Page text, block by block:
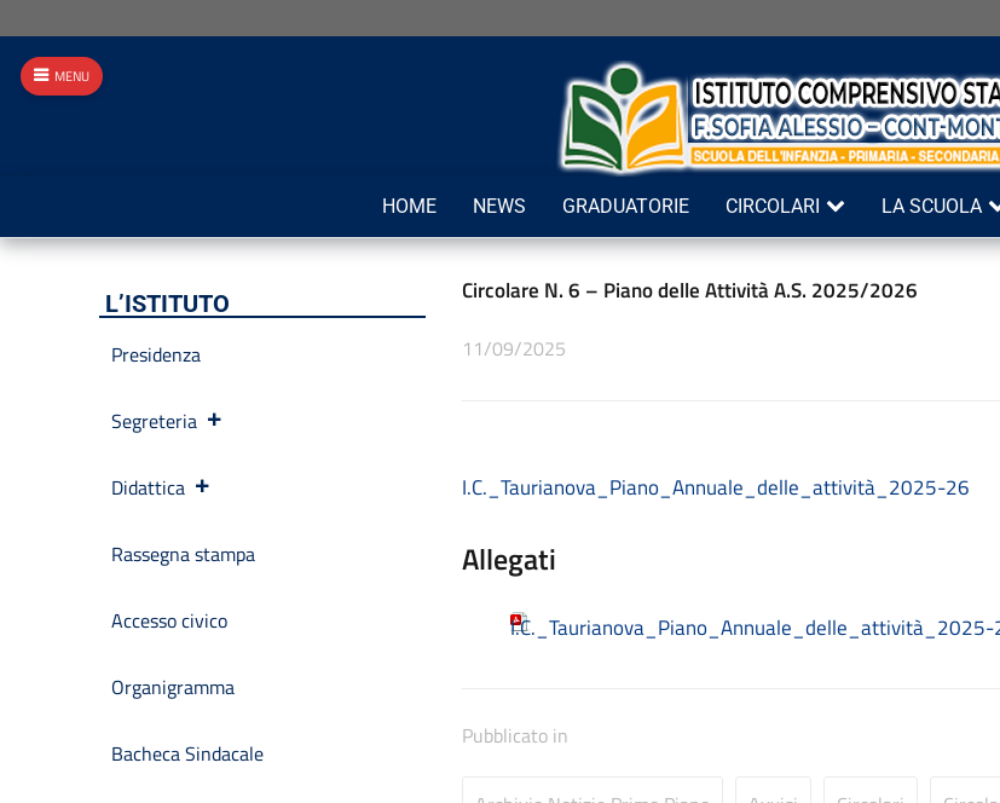
HOME NEWS GRADUATORIE CIRCOLARI LA SCUOLA
Circolare N. 6 – Piano delle Attività A.S. 2025/2026
11/09/2025
I.C._Taurianova_Piano_Annuale_delle_attività_2025-26
Allegati
I.C._Taurianova_Piano_Annuale_delle_attività_2025-
Pubblicato in
L’ISTITUTO
Presidenza
Segreteria
Didattica
Rassegna stampa
Accesso civico
Organigramma
Bacheca Sindacale
MENU